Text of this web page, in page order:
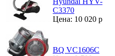
C3370
Цена: 10 020 р
BQ VC1606C